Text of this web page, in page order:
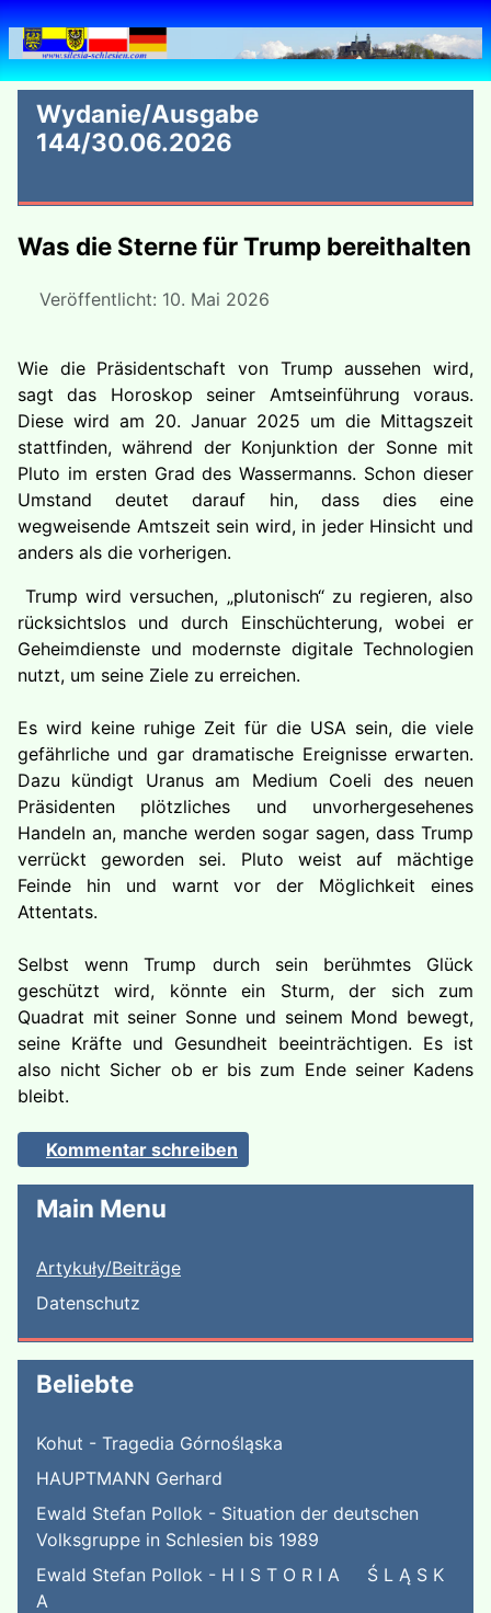
Wydanie/Ausgabe
144/30.06.2026
Main Menu
Artykuły/Beiträge
Datenschutz
Beliebte
Kohut - Tragedia Górnośląska
HAUPTMANN Gerhard
Ewald Stefan Pollok - Situation der deutschen
Volksgruppe in Schlesien bis 1989
Ewald Stefan Pollok - H I S T O R I A Ś L Ą S K
A
Was die Sterne für Trump bereithalten
Veröffentlicht: 10. Mai 2026
Wie die Präsidentschaft von Trump aussehen wird,
sagt das Horoskop seiner Amtseinführung voraus.
Diese wird am 20. Januar 2025 um die Mittagszeit
stattfinden, während der Konjunktion der Sonne mit
Pluto im ersten Grad des Wassermanns. Schon dieser
Umstand deutet darauf hin, dass dies eine
wegweisende Amtszeit sein wird, in jeder Hinsicht und
anders als die vorherigen.
Trump wird versuchen, „plutonisch“ zu regieren, also
rücksichtslos und durch Einschüchterung, wobei er
Geheimdienste und modernste digitale Technologien
nutzt, um seine Ziele zu erreichen.
Es wird keine ruhige Zeit für die USA sein, die viele
gefährliche und gar dramatische Ereignisse erwarten.
Dazu kündigt Uranus am Medium Coeli des neuen
Präsidenten plötzliches und unvorhergesehenes
Handeln an, manche werden sogar sagen, dass Trump
verrückt geworden sei. Pluto weist auf mächtige
Feinde hin und warnt vor der Möglichkeit eines
Attentats.
Selbst wenn Trump durch sein berühmtes Glück
geschützt wird, könnte ein Sturm, der sich zum
Quadrat mit seiner Sonne und seinem Mond bewegt,
seine Kräfte und Gesundheit beeinträchtigen. Es ist
also nicht Sicher ob er bis zum Ende seiner Kadens
bleibt.
Kommentar schreiben